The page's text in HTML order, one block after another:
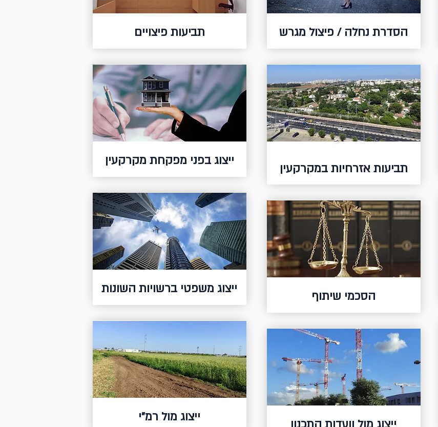
הסדרת נחלה / פיצול מגרש
תביעות אזרחיות במקרקעין
הסכמי שיתוף
תביעות פיצויים
ייצוג בפני מפקחת מקרקעין
ייצוג משפטי ברשויות השונות
ייצוג מול רמ"י